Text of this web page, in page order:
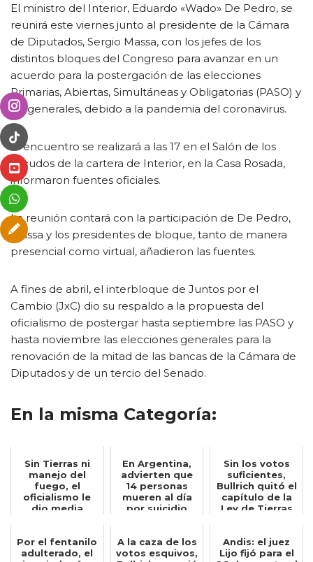
El ministro del Interior, Eduardo «Wado» De Pedro, se
reunirá este viernes junto al presidente de la Cámara
de Diputados, Sergio Massa, con los jefes de los
distintos bloques del Congreso para avanzar en un
acuerdo para la postergación de las elecciones
Primarias, Abiertas, Simultáneas y Obligatorias (PASO) y
las generales, debido a la pandemia del coronavirus.
El encuentro se realizará a las 17 en el Salón de los
Escudos de la cartera de Interior, en la Casa Rosada,
informaron fuentes oficiales.
La reunión contará con la participación de De Pedro,
Massa y los presidentes de bloque, tanto de manera
presencial como virtual, añadieron las fuentes.
A fines de abril, el interbloque de Juntos por el
Cambio (JxC) dio su respaldo a la propuesta del
oficialismo de postergar hasta septiembre las PASO y
hasta noviembre las elecciones generales para la
renovación de la mitad de las bancas de la Cámara de
Diputados y de un tercio del Senado.
En la misma Categoría:
Sin Tierras ni
manejo del
fuego, el
oficialismo le
dio media
En Argentina,
advierten que
14 personas
mueren al día
por suicidio
Sin los votos
suficientes,
Bullrich quitó el
capítulo de la
Ley de Tierras
Por el fentanilo
adulterado, el
A la caza de los
votos esquivos,
Andis: el juez
Lijo fijó para el